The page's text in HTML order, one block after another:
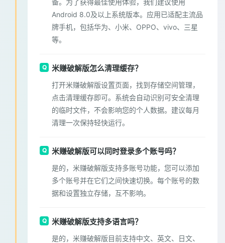
备。为了获得最佳使用体验，我们建议使用
Android 8.0及以上系统版本。应用已适配主流品
牌手机，包括华为、小米、OPPO、vivo、三星
等。
米赚破解版怎么清理缓存？
打开米赚破解版设置页面，找到存储空间管理，
点击清理缓存即可。系统会自动识别可安全清理
的临时文件，不会影响您的个人数据。建议每月
清理一次保持轻快运行。
米赚破解版可以同时登录多个账号吗？
是的，米赚破解版支持多账号功能，您可以添加
多个账号并在它们之间快速切换。每个账号的数
据和设置独立存储，互不影响。
米赚破解版支持多语言吗？
是的，米赚破解版目前支持中文、英文、日文、